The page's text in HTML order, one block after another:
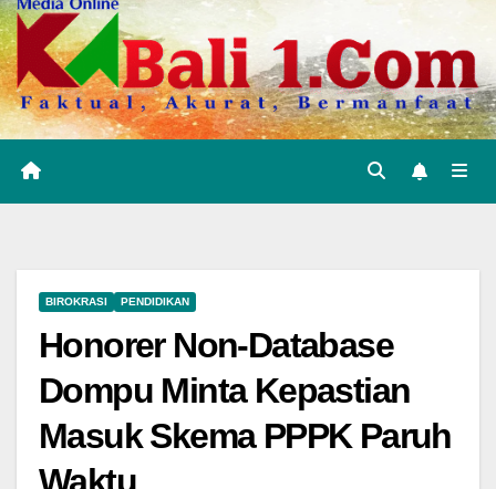
BIROKRASI PENDIDIKAN
Honorer Non-Database
Dompu Minta Kepastian
Masuk Skema PPPK Paruh
Waktu